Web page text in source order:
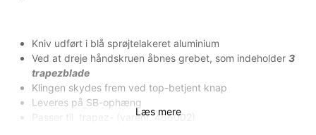
Kniv udført i blå sprøjtelakeret aluminium
Ved at dreje håndskruen åbnes grebet, som indeholder 3
trapezblade
Klingen skydes frem ved top-betjent knap
Leveres på SB-ophæng
Passer til trapez- (varenr. 466002)
Læs mere